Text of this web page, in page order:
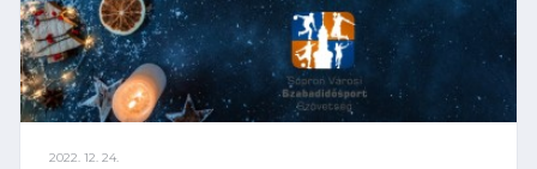
2022. 12. 24.